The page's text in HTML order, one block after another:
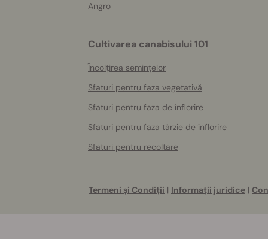
Angro
Cultivarea canabisului 101
Încolțirea semințelor
Sfaturi pentru faza vegetativă
Sfaturi pentru faza de înflorire
Sfaturi pentru faza târzie de înflorire
Sfaturi pentru recoltare
Termeni și Condiții | Informații juridice |